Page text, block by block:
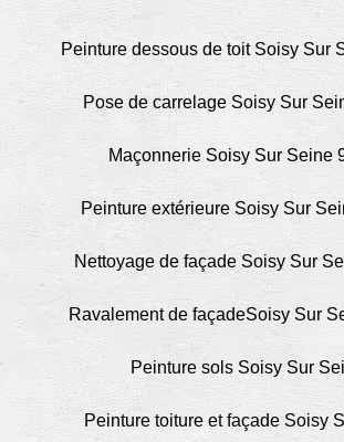
Peinture dessous de toit Soisy Sur
Pose de carrelage Soisy Sur
Maçonnerie Soisy Sur Seine
Peinture extérieure Soisy Sur
Nettoyage de façade Soisy Sur
Ravalement de façadeSoisy Sur
Peinture sols Soisy Sur
Peinture toiture et façade Soisy